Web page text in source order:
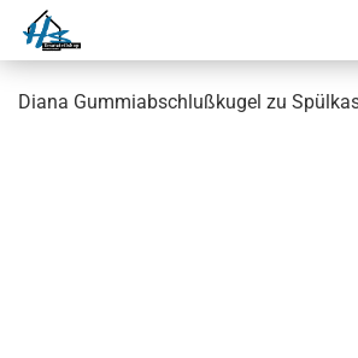
Diana Gummiabschlußkugel zu